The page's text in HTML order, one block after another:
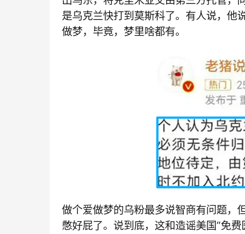
是乌克兰快打到莫斯科了。有人说，他
做梦，毕竟，梦里啥都有。
做个爱做梦的乌粉最多说智商有问题，
憋好屁了。说到底，这和造谣美国“免